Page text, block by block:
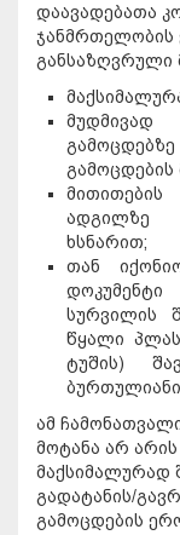
დაავადებათა
ჯანმრთელობის
განსაზღვრული
გამოცდების
მითითების
ადგილზე
ხსნარით;
თან
სურვილის
წყალი
ტუშის)
ამ
მოტანა არ
მაქსიმალურად
გადატანის/
გამოცდების